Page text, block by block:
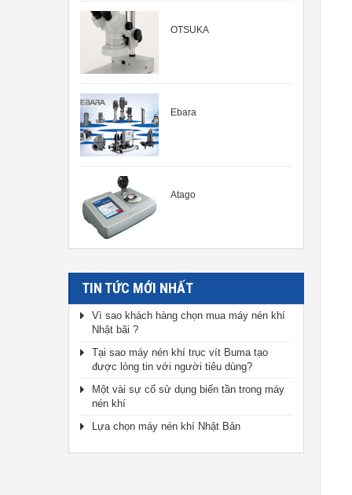
OTSUKA
Ebara
Atago
TIN TỨC MỚI NHẤT
Vì sao khách hàng chọn mua máy nén khí
Nhật bãi ?
Tại sao máy nén khí trục vít Buma tạo
được lòng tin với người tiêu dùng?
Một vài sự cố sử dụng biến tần trong máy
nén khí
Lựa chọn máy nén khí Nhật Bản